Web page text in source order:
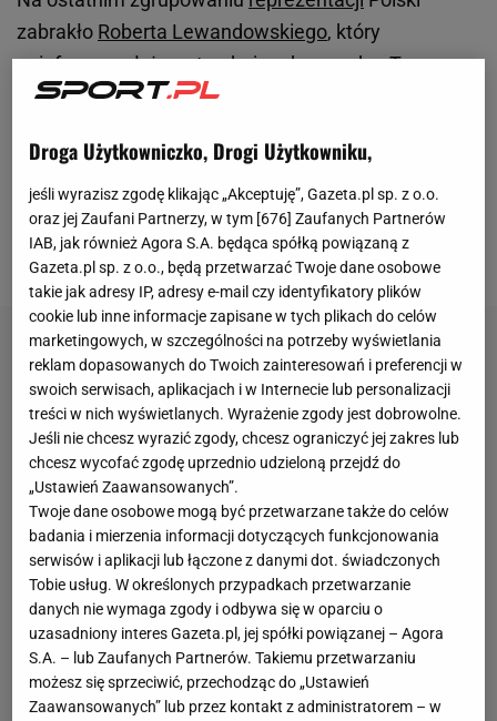
zabrakło Roberta Lewandowskiego, który
poinformował, że potrzebuje odpoczynku. To
wywołało ogromną lawinę krytyki, bo przecież w
boiska - Kamil Grosicki kończył reprezentacyjną
karierę. Ostatecznienapastnik FC Barcelonypojawił
się w Chorzowie, tłumacząc to chęcią
zorganizowania niespodzianki.
Droga Użytkowniczko, Drogi Użytkowniku,
jeśli wyrazisz zgodę klikając „Akceptuję”, Gazeta.pl sp. z o.o.
oraz jej Zaufani Partnerzy, w tym [676] Zaufanych Partnerów
IAB, jak również Agora S.A. będąca spółką powiązaną z
Gazeta.pl sp. z o.o., będą przetwarzać Twoje dane osobowe
takie jak adresy IP, adresy e-mail czy identyfikatory plików
cookie lub inne informacje zapisane w tych plikach do celów
marketingowych, w szczególności na potrzeby wyświetlania
reklam dopasowanych do Twoich zainteresowań i preferencji w
swoich serwisach, aplikacjach i w Internecie lub personalizacji
treści w nich wyświetlanych. Wyrażenie zgody jest dobrowolne.
Jeśli nie chcesz wyrazić zgody, chcesz ograniczyć jej zakres lub
chcesz wycofać zgodę uprzednio udzieloną przejdź do
„Ustawień Zaawansowanych”.
Twoje dane osobowe mogą być przetwarzane także do celów
badania i mierzenia informacji dotyczących funkcjonowania
serwisów i aplikacji lub łączone z danymi dot. świadczonych
Tobie usług. W określonych przypadkach przetwarzanie
danych nie wymaga zgody i odbywa się w oparciu o
uzasadniony interes Gazeta.pl, jej spółki powiązanej – Agora
S.A. – lub Zaufanych Partnerów. Takiemu przetwarzaniu
możesz się sprzeciwić, przechodząc do „Ustawień
Zaawansowanych” lub przez kontakt z administratorem – w